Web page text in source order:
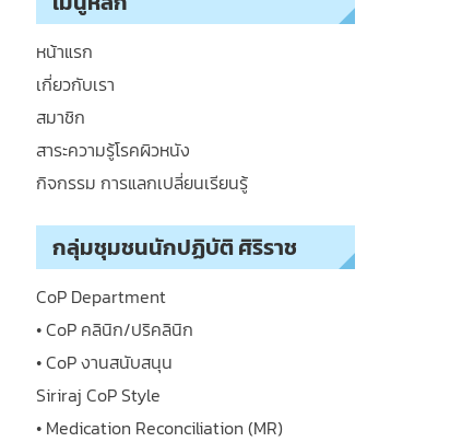
หน้าแรก
เกี่ยวกับเรา
สมาชิก
สาระความรู้โรคผิวหนัง
กิจกรรม การแลกเปลี่ยนเรียนรู้
กลุ่มชุมชนนักปฏิบัติ ศิริราช
CoP Department
• CoP คลินิก/ปริคลินิก
• CoP งานสนับสนุน
Siriraj CoP Style
• Medication Reconciliation (MR)